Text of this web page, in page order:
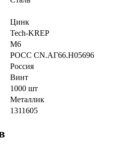
Цинк
Tech-KREP
M6
POCC CN.АГ66.H05696
Россия
Винт
1000 шт
Металлик
1311605